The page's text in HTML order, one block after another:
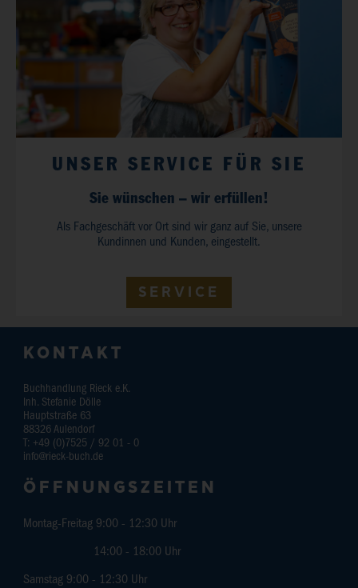
UNSER SERVICE FÜR SIE
Sie wünschen – wir erfüllen!
Als Fachgeschäft vor Ort sind wir ganz auf Sie, unsere
Kundinnen und Kunden, eingestellt.
SERVICE
KONTAKT
Buchhandlung Rieck e.K.
Inh. Stefanie Dölle
Hauptstraße 63
88326 Aulendorf
T: +49 (0)7525 / 92 01 - 0
info@rieck-buch.de
ÖFFNUNGSZEITEN
Montag-Freitag 9:00 - 12:30 Uhr
14:00 - 18:00 Uhr
Samstag 9:00 - 12:30 Uhr